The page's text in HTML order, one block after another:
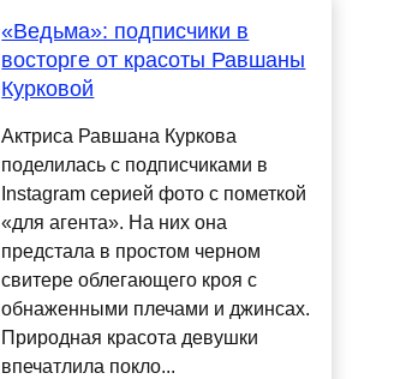
«Ведьма»: подписчики в
восторге от красоты Равшаны
Курковой
Актриса Равшана Куркова
поделилась с подписчиками в
Instagram серией фото с пометкой
«для агента». На них она
предстала в простом черном
свитере облегающего кроя с
обнаженными плечами и джинсах.
Природная красота девушки
впечатлила покло...